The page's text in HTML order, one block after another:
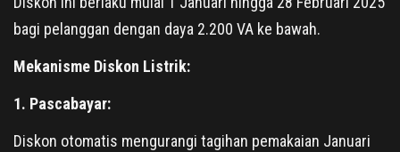
bagi pelanggan dengan daya 2.200 VA ke bawah.
Mekanisme Diskon Listrik:
1. Pascabayar:
Diskon otomatis mengurangi tagihan pemakaian Januari